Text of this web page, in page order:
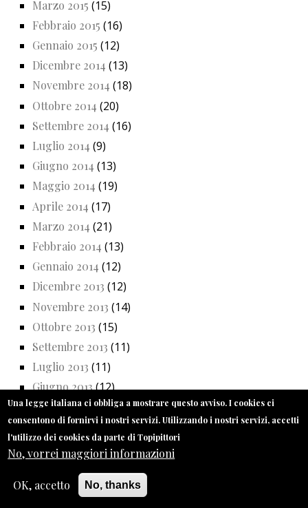
Marzo 2015 (15)
Febbraio 2015 (16)
Gennaio 2015 (12)
Dicembre 2014 (13)
Novembre 2014 (18)
Ottobre 2014 (20)
Settembre 2014 (16)
Luglio 2014 (9)
Giugno 2014 (13)
Maggio 2014 (19)
Aprile 2014 (17)
Marzo 2014 (21)
Febbraio 2014 (13)
Gennaio 2014 (12)
Dicembre 2013 (12)
Novembre 2013 (14)
Ottobre 2013 (15)
Settembre 2013 (11)
Luglio 2013 (11)
Giugno 2013(12)
Maggio 2013(22)
Aprile 2013(19)
Marzo 2013 (18)
Gennaio 2013(19)
Una legge italiana ci obbliga a mostrare questo avviso. I cookies ci
consentono di fornirvi i nostri servizi. Utilizzando i nostri servizi, accetti
l'utilizzo dei cookies da parte di Topipittori
No, vorrei maggiori informazioni
OK, accetto No, thanks